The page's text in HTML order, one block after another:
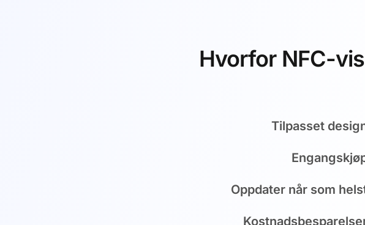
Hvorfor NFC-
Tilpasset
Oppdater når som